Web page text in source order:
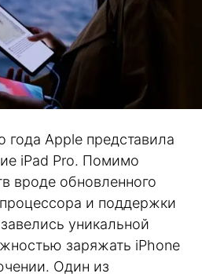
года Apple представила
iPad Pro. Помимо
вроде обновленного
и поддержки
уникальной
заряжать iPhone
Один из